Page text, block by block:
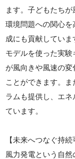
ます。子どもたち
環境問題への関心
成にも貢献してい
モデルを使った実
が風向きや風速の
ことができます。
ラムも提供し、エ
ています。
【未来へつなぐ持
風力発電という自